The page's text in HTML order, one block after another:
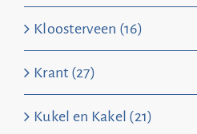
Kloosterveen (16)
Krant (27)
Kukel en Kakel (21)